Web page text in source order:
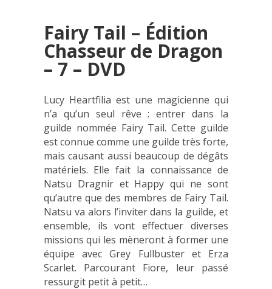
Fairy Tail – Édition
Chasseur de Dragon
– 7 – DVD
Lucy Heartfilia est une magicienne qui
n’a qu’un seul rêve : entrer dans la
guilde nommée Fairy Tail. Cette guilde
est connue comme une guilde très forte,
mais causant aussi beaucoup de dégâts
matériels. Elle fait la connaissance de
Natsu Dragnir et Happy qui ne sont
qu’autre que des membres de Fairy Tail.
Natsu va alors l’inviter dans la guilde, et
ensemble, ils vont effectuer diverses
missions qui les mèneront à former une
équipe avec Grey Fullbuster et Erza
Scarlet. Parcourant Fiore, leur passé
ressurgit petit à petit…